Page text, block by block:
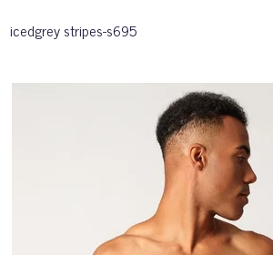
icedgrey stripes-s695